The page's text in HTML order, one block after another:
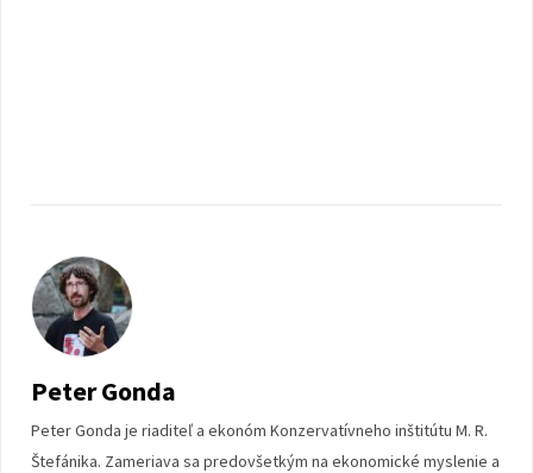
Peter Gonda
Peter Gonda je riaditeľ a ekonóm Konzervatívneho inštitútu M. R.
Štefánika. Zameriava sa predovšetkým na ekonomické myslenie a